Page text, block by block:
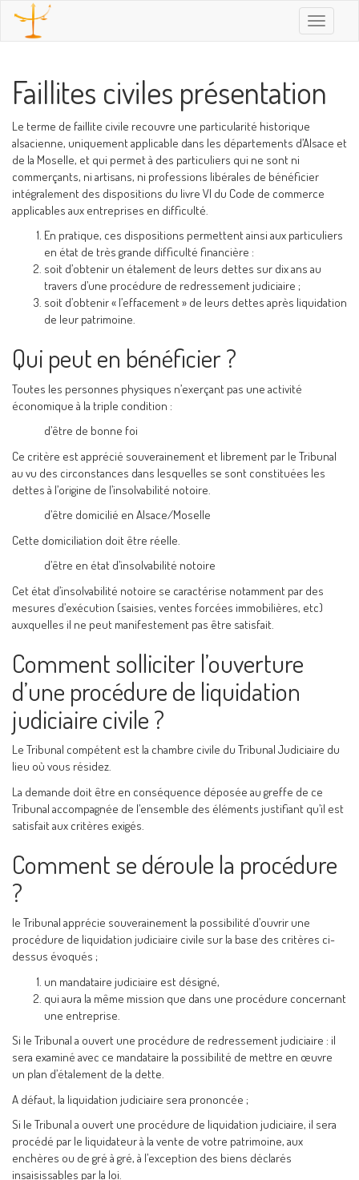
Toggle
Faillites civiles présentation
Le terme de faillite civile recouvre une particularité historique
alsacienne, uniquement applicable dans les départements d’Alsace et
de la Moselle, et qui permet à des particuliers qui ne sont ni
commerçants, ni artisans, ni professions libérales de bénéficier
intégralement des dispositions du livre VI du Code de commerce
applicables aux entreprises en difficulté.
En pratique, ces dispositions permettent ainsi aux particuliers
en état de très grande difficulté financière :
soit d’obtenir un étalement de leurs dettes sur dix ans au
travers d’une procédure de redressement judiciaire ;
soit d’obtenir « l’effacement » de leurs dettes après liquidation
de leur patrimoine.
Qui peut en bénéficier ?
Toutes les personnes physiques n’exerçant pas une activité
économique à la triple condition :
d’être de bonne foi
Ce critère est apprécié souverainement et librement par le Tribunal
au vu des circonstances dans lesquelles se sont constituées les
dettes à l’origine de l’insolvabilité notoire.
d’être domicilié en Alsace/Moselle
Cette domiciliation doit être réelle.
d’être en état d’insolvabilité notoire
Cet état d’insolvabilité notoire se caractérise notamment par des
mesures d’exécution (saisies, ventes forcées immobilières, etc)
auxquelles il ne peut manifestement pas être satisfait.
Comment solliciter l’ouverture
d’une procédure de liquidation
judiciaire civile ?
Le Tribunal compétent est la chambre civile du Tribunal Judiciaire du
lieu où vous résidez.
La demande doit être en conséquence déposée au greffe de ce
Tribunal accompagnée de l’ensemble des éléments justifiant qu’il est
satisfait aux critères exigés.
Comment se déroule la procédure
?
le Tribunal apprécie souverainement la possibilité d’ouvrir une
procédure de liquidation judiciaire civile sur la base des critères ci-
dessus évoqués ;
un mandataire judiciaire est désigné,
qui aura la même mission que dans une procédure concernant
une entreprise.
Si le Tribunal a ouvert une procédure de redressement judiciaire : il
sera examiné avec ce mandataire la possibilité de mettre en œuvre
un plan d’étalement de la dette.
A défaut, la liquidation judiciaire sera prononcée ;
Si le Tribunal a ouvert une procédure de liquidation judiciaire, il sera
procédé par le liquidateur à la vente de votre patrimoine, aux
enchères ou de gré à gré, à l’exception des biens déclarés
insaisissables par la loi.